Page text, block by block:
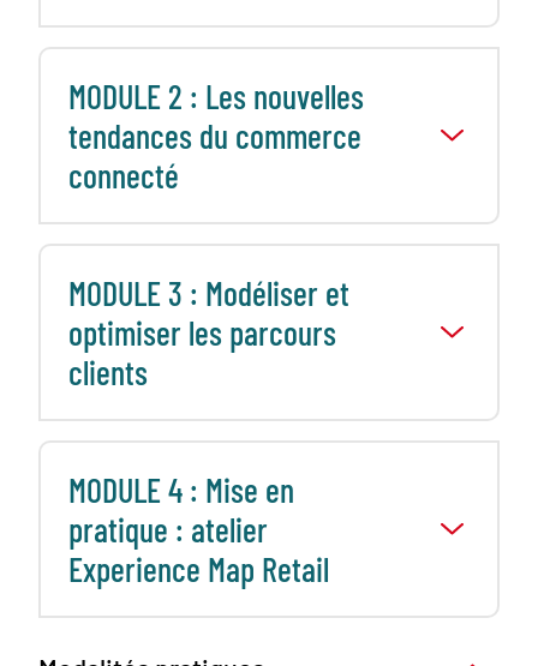
MODULE 2 : Les nouvelles
tendances du commerce
connecté
MODULE 3 : Modéliser et
optimiser les parcours
clients
MODULE 4 : Mise en
pratique : atelier
Experience Map Retail